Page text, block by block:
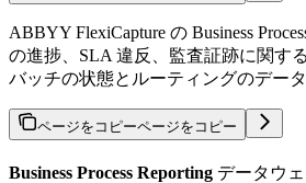
ABBYY FlexiCapture の Business
の進捗、SLA 違反、監査証跡に関す
バッチの状態とルーティングのデー
ページをコピーページをコピー
Business Process Reporting データウ